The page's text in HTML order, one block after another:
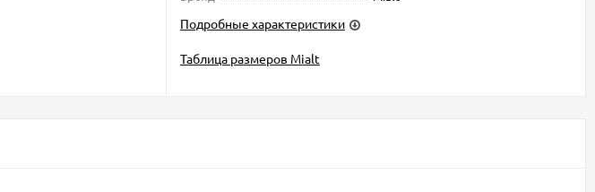
Подробные характеристики
Таблица размеров Mialt